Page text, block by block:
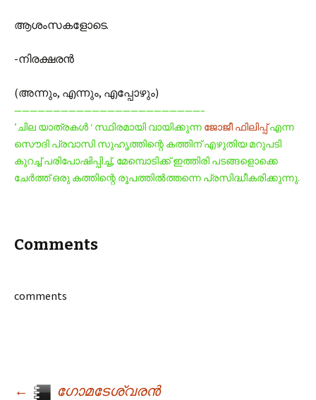
ആശംസകളോടെ.
-നിരക്ഷരന്‍
(അന്നും, എന്നും, എപ്പോഴും)
————————————————————————–
’ചില യാത്രകള്‍ ‘ സ്ഥിരമായി വായിക്കുന്ന ജോജീ ഫിലിപ്പ്എന്ന
സൌദി പ്രവാസി സുഹൃത്തിന്റെ കത്തിന് എഴുതിയ മറുപടി
കുറച്ച് പരിപോഷിപ്പിച്ച്, മേമ്പൊടിക്ക് ഇത്തിരി പടങ്ങളൊക്കെ
ചേര്‍ത്ത് ഒരു കത്തിന്റെ രൂപത്തില്‍ത്തന്നെ പ്രസിദ്ധീകരിക്കുന്നു.
Comments
comments
←
ഗോമടേശ്വരന്‍